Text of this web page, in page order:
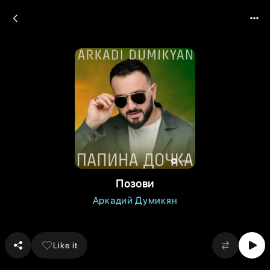
Позови
Аркадий Думикян
Like it